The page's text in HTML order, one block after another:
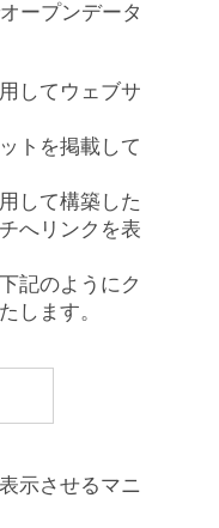
ープンデータ
してウェブサ
トを掲載して
して構築した
へリンクを表
記のようにク
します。
示させるマニ